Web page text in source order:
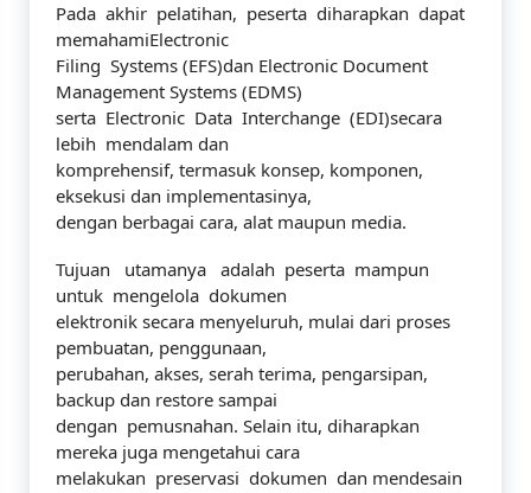
Pada akhir pelatihan, peserta diharapkan dapat
memahamiElectronic
Filing Systems (EFS)dan Electronic Document
Management Systems (EDMS)
serta Electronic Data Interchange (EDI)secara
lebih mendalam dan
komprehensif, termasuk konsep, komponen,
eksekusi dan implementasinya,
dengan berbagai cara, alat maupun media.
Tujuan utamanya adalah peserta mampun
untuk mengelola dokumen
elektronik secara menyeluruh, mulai dari proses
pembuatan, penggunaan,
perubahan, akses, serah terima, pengarsipan,
backup dan restore sampai
dengan pemusnahan. Selain itu, diharapkan
mereka juga mengetahui cara
melakukan preservasi dokumen dan mendesain